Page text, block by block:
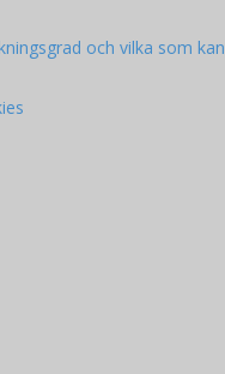
och vilka som kan